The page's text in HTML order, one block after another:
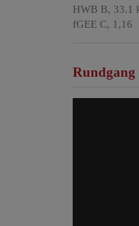
HWB B, 33.1
fGEE C, 1,16
Rundgang